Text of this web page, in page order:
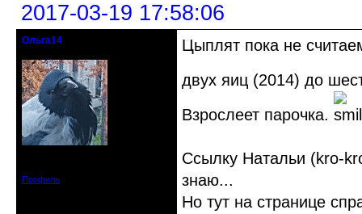
2017-03-19 17:58:06
Ольга14
Профиль
Цыплят пока не
двух яиц (2014) до
Взрослеет парочка.
Ссылку Натальи (kro-
знаю...
Но тут на странице